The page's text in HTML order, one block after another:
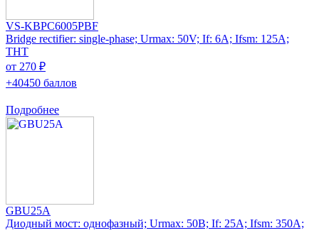
VS-KBPC6005PBF
Bridge rectifier: single-phase; Urmax: 50V; If: 6A; Ifsm: 125A;
THT
от 270 ₽
+40450 баллов
Подробнее
GBU25A
Диодный мост: однофазный; Urmax: 50В; If: 25А; Ifsm: 350А;